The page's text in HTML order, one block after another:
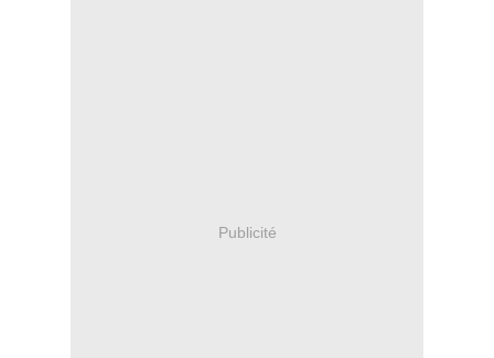
Publicité